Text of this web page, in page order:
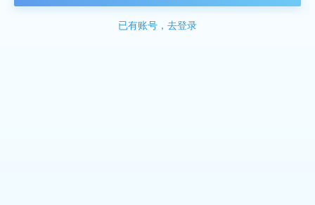
已有账号，去登录